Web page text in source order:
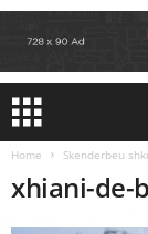
Home Skenderbeu
xhiani-de-